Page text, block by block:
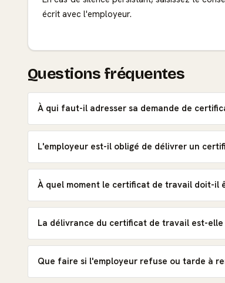
écrit avec l'employeur.
Questions fréquentes
À qui faut-il adresser sa demande de
L'employeur est-il obligé de délivrer un
À quel moment le certificat de travail doit-il
La délivrance du certificat de travail est-
Que faire si l'employeur refuse ou tarde à